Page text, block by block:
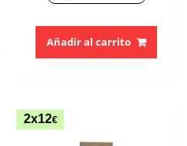
Añadir al carrito
2x12€